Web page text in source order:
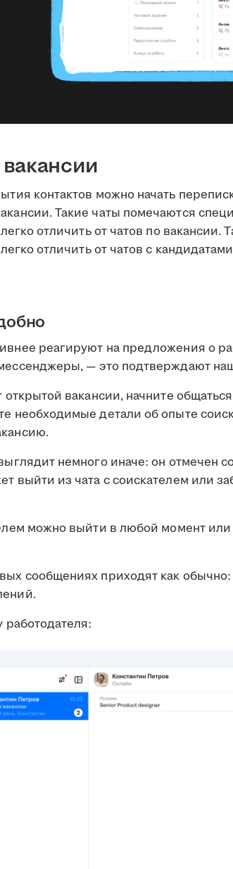
контактов можно начать
Такие чаты помечаются
отличить от чатов по
отличить от чатов с
реагируют на предложения о
— это подтверждают
открытой вакансии, начните
необходимые детали об опыте
немного иначе: он отмечен
выйти из чата с соискателем или
можно выйти в любой момент или
сообщениях приходят как обычно:
работодателя: